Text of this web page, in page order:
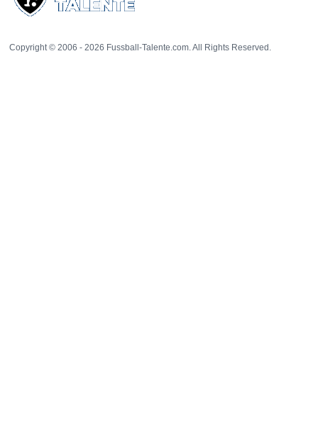
Copyright © 2006 - 2026 Fussball-Talente.com. All Rights Reserved.